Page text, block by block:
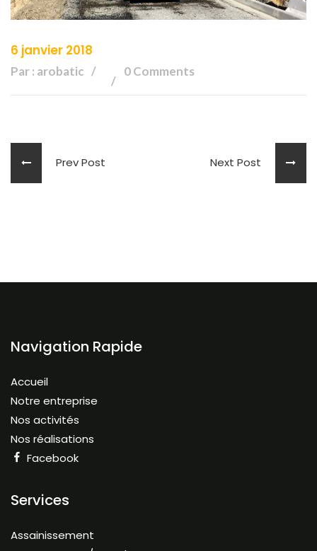
6 janvier 2018
Par : arobatic 0 Comments
Prev Post Next Post
Navigation Rapide
Accueil
Notre entreprise
Nos activités
Nos réalisations
Facebook
Services
Assainissement